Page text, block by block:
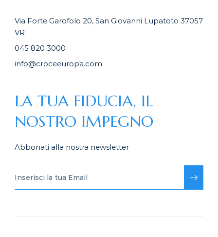
Via Forte Garofolo 20, San Giovanni Lupatoto 37057
VR
045 820 3000
info@croceeuropa.com
LA TUA FIDUCIA, IL
NOSTRO IMPEGNO
Abbonati alla nostra newsletter